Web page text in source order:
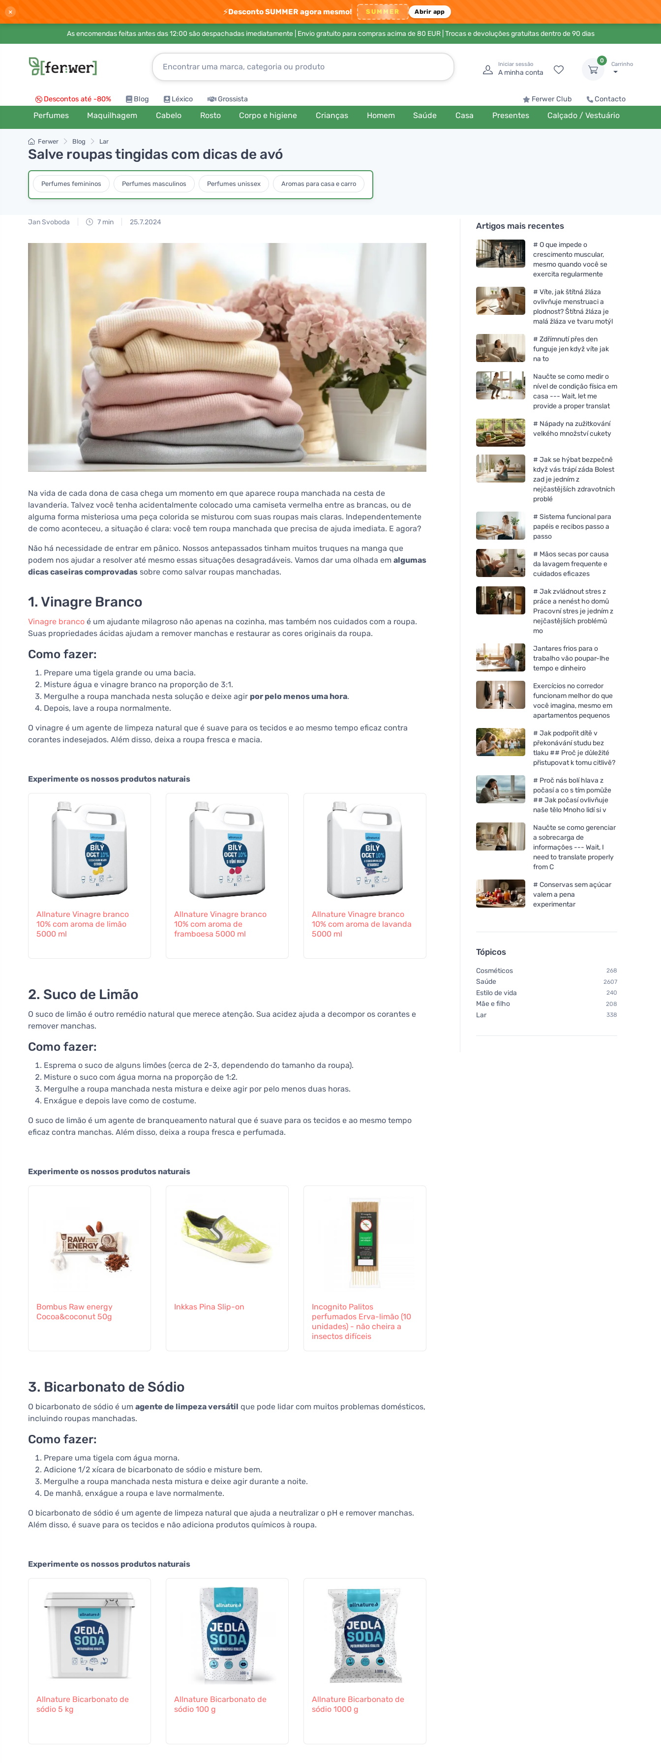
× ⚡Desconto SUMMER agora mesmo! SUMMER Abrir app
As encomendas feitas antes das 12:00 são despachadas imediatamente | Envio gratuito para compras acima de 80 EUR| Trocas e devoluções gratuitas dentro de 90 dias
Iniciar sessão
A minha conta
0
Carrinho
Descontos até -80% Blog Léxico Grossista Ferwer Club Contacto
Perfumes Maquilhagem Cabelo Rosto Corpo e higiene Crianças Homem Saúde Casa Presentes Calçado / Vestuário
Ferwer Blog Lar
Salve roupas tingidas com dicas de avó
Perfumes femininos Perfumes masculinos Perfumes unissex Aromas para casa e carro
Jan Svoboda 7 min 25.7.2024
Na vida de cada dona de casa chega um momento em que aparece roupa manchada na cesta de
lavanderia. Talvez você tenha acidentalmente colocado uma camiseta vermelha entre as brancas, ou de
alguma forma misteriosa uma peça colorida se misturou com suas roupas mais claras. Independentemente
de como aconteceu, a situação é clara: você tem roupa manchada que precisa de ajuda imediata. E agora?
Não há necessidade de entrar em pânico. Nossos antepassados tinham muitos truques na manga que
podem nos ajudar a resolver até mesmo essas situações desagradáveis. Vamos dar uma olhada em algumas
dicas caseiras comprovadas sobre como salvar roupas manchadas.
1. Vinagre Branco
Vinagre branco é um ajudante milagroso não apenas na cozinha, mas também nos cuidados com a roupa.
Suas propriedades ácidas ajudam a remover manchas e restaurar as cores originais da roupa.
Como fazer:
Prepare uma tigela grande ou uma bacia.
Misture água e vinagre branco na proporção de 3:1.
Mergulhe a roupa manchada nesta solução e deixe agir por pelo menos uma hora.
Depois, lave a roupa normalmente.
O vinagre é um agente de limpeza natural que é suave para os tecidos e ao mesmo tempo eficaz contra
corantes indesejados. Além disso, deixa a roupa fresca e macia.
Experimente os nossos produtos naturais
Allnature Vinagre branco
10% com aroma de limão
5000 ml
Allnature Vinagre branco
10% com aroma de
framboesa 5000 ml
Allnature Vinagre branco
10% com aroma de lavanda
5000 ml
5000 ml
2. Suco de Limão
O suco de limão é outro remédio natural que merece atenção. Sua acidez ajuda a decompor os corantes e
remover manchas.
Como fazer:
Esprema o suco de alguns limões (cerca de 2-3, dependendo do tamanho da roupa).
Misture o suco com água morna na proporção de 1:2.
Mergulhe a roupa manchada nesta mistura e deixe agir por pelo menos duas horas.
Enxágue e depois lave como de costume.
O suco de limão é um agente de branqueamento natural que é suave para os tecidos e ao mesmo tempo
eficaz contra manchas. Além disso, deixa a roupa fresca e perfumada.
Experimente os nossos produtos naturais
Bombus Raw energy
Cocoa&coconut 50g
Inkkas Pina Slip-on
Incognito Palitos
perfumados Erva-limão (10
unidades) - não cheira a
insectos difíceis
3. Bicarbonato de Sódio
O bicarbonato de sódio é um agente de limpeza versátil que pode lidar com muitos problemas domésticos,
incluindo roupas manchadas.
Como fazer:
Prepare uma tigela com água morna.
Adicione 1/2 xícara de bicarbonato de sódio e misture bem.
Mergulhe a roupa manchada nesta mistura e deixe agir durante a noite.
De manhã, enxágue a roupa e lave normalmente.
O bicarbonato de sódio é um agente de limpeza natural que ajuda a neutralizar o pH e remover manchas.
Além disso, é suave para os tecidos e não adiciona produtos químicos à roupa.
Experimente os nossos produtos naturais
Allnature Bicarbonato de
sódio 5 kg
Allnature Bicarbonato de
sódio 100 g
Allnature Bicarbonato de
sódio 1000 g
Artigos mais recentes
# O que impede o
crescimento muscular,
mesmo quando você se
exercita regularmente
# Víte, jak štítná žláza
ovlivňuje menstruaci a
plodnost? Štítná žláza je
malá žláza ve tvaru motýl
# Zdřímnutí přes den
funguje jen když víte jak
na to
Naučte se como medir o
nível de condição física em
casa --- Wait, let me
provide a proper translat
# Nápady na zužitkování
velkého množství cukety
# Jak se hýbat bezpečně
když vás trápí záda Bolest
zad je jedním z
nejčastějších zdravotních
problé
# Sistema funcional para
papéis e recibos passo a
passo
# Mãos secas por causa
da lavagem frequente e
cuidados eficazes
# Jak zvládnout stres z
práce a nenést ho domů
Pracovní stres je jedním z
nejčastějších problémů
mo
Jantares frios para o
trabalho vão poupar-lhe
tempo e dinheiro
Exercícios no corredor
funcionam melhor do que
você imagina, mesmo em
apartamentos pequenos
# Jak podpořit dítě v
překonávání studu bez
tlaku ## Proč je důležité
přistupovat k tomu citlivě?
# Proč nás bolí hlava z
počasí a co s tím pomůže
## Jak počasí ovlivňuje
naše tělo Mnoho lidí si v
Naučte se como gerenciar
a sobrecarga de
informações --- Wait, I
need to translate properly
from C
# Conservas sem açúcar
valem a pena
experimentar
Tópicos
Cosméticos 268
Saúde 2607
Estilo de vida 240
Mãe e filho 208
Lar 338